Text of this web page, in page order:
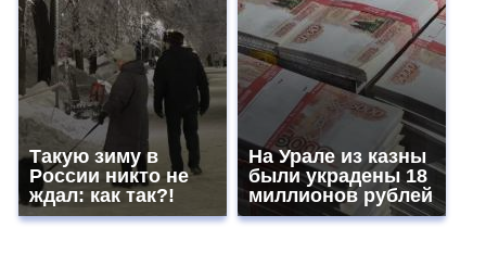
Такую зиму в
России никто не
ждал: как так?!
На Урале из казны
были украдены 18
миллионов рублей